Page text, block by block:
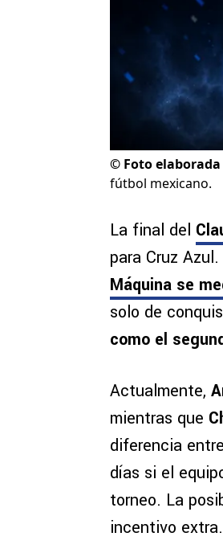
© Foto elaborada
fútbol mexicano.
La final del
para Cruz
Máquina se
solo de
como el
Actualmente,
mientras que
diferencia
días si el
torneo. La
incentivo extra.